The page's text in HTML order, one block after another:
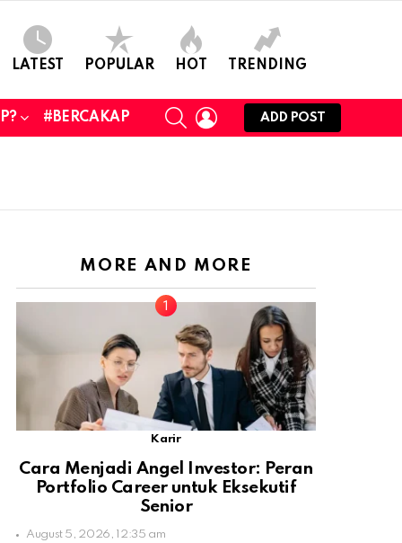
LATEST POPULAR HOT TRENDING
#BERCAKAP
SEARCHLOGIN
ADD POST
MORE AND MORE
Karir
Cara Menjadi Angel Investor: Peran
Portfolio Career untuk Eksekutif
Senior
August 5, 2026, 12:35 am